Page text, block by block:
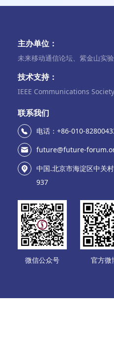
主办单位：
未来移动通信论坛、紫金山实
技术支持：
IEEE Communications Society
联系我们
电话：+86-010-
future@future-
中国.北京市海淀区中关
937
微信公众号 官方微